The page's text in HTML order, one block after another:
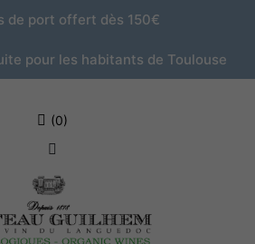
de port offert dès 150€
pour les habitants de Toulouse
(0)